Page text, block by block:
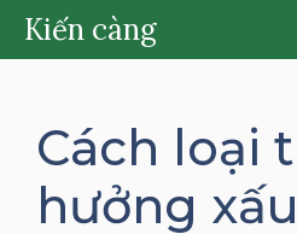
Chuyển
đến
dung
Kiến càng
Cách loại
hưởng